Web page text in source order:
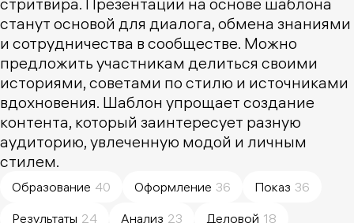
станут основой для диалога, обмена знаниями
и сотрудничества в сообществе. Можно
предложить участникам делиться своими
историями, советами по стилю и источниками
вдохновения. Шаблон упрощает создание
контента, который заинтересует разную
аудиторию, увлеченную модой и личным
стилем.
Образование 40 Оформление 36 Показ 36
Результаты 24 Анализ 23 Деловой 18